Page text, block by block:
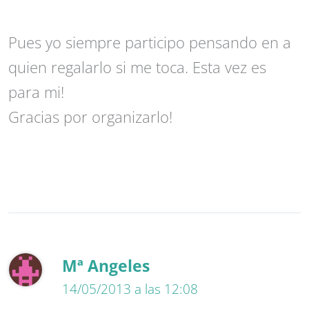
Pues yo siempre participo pensando en a
quien regalarlo si me toca. Esta vez es
para mi!
Gracias por organizarlo!
Mª Angeles
14/05/2013 a las 12:08